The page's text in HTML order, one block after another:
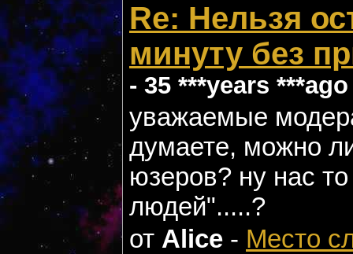
Re: Нельзя
минуту без
- 35 ***years ***ago
уважаемые
думаете, можно
юзеров? ну нас
людей".....?
от Alice - Место